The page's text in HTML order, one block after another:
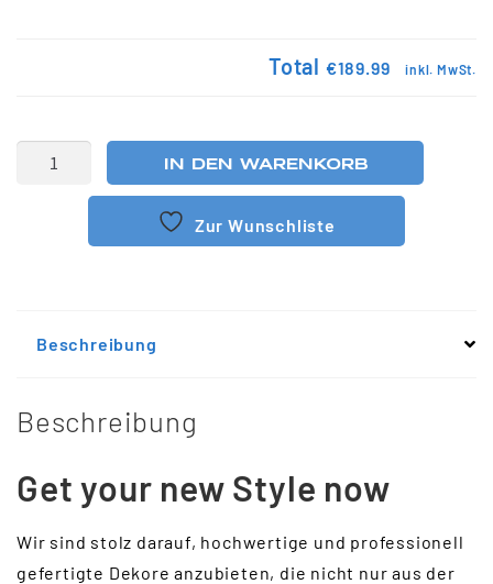
Total €189.99 inkl. MwSt.
IN DEN WARENKORB
Zur Wunschliste
Beschreibung
Beschreibung
Get your new Style now
Wir sind stolz darauf, hochwertige und professionell
gefertigte Dekore anzubieten, die nicht nur aus der